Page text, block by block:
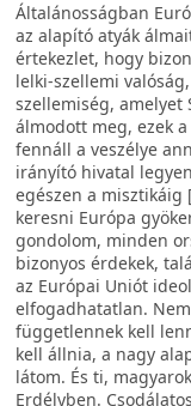
Általánosságban
az alapító atyák
értekezlet, hogy
lelki-szellemi
szellemiség, amelyet
álmodott meg, ezek
fennáll a veszélye
irányító hivatal
egészen a
keresni Európa
gondolom, minden
bizonyos érdekek,
az Európai Uniót
elfogadhatatlan.
függetlennek kell
kell állnia, a nagy
látom. És ti,
Erdélyben.